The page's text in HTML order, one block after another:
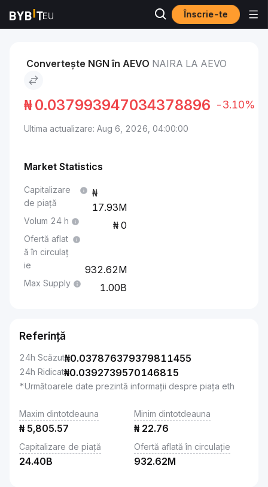
Înscrie-te
Piețe Aevo Price AEVO Naira to Aevo
Convertește NGN în AEVO NAIRA LA AEVO
₦0.037993947034378896 -3.10%
Ultima actualizare: Aug 6, 2026, 04:00:00
Market Statistics
Capitalizare
de piață
17.93M
Volum 24 h 0
Ofertă aflat
ă în circulaț
ie
932.62M
Max Supply 1.00B
Referință
24h Scăzut₦0.037876379379811455
24h Ridicat₦0.0392739570146815
*Următoarele date prezintă informații despre piața eth
Maxim dintotdeauna
₦ 5,805.57
Minim dintotdeauna
₦ 22.76
Capitalizare de piață
24.40B
Ofertă aflată în circulație
932.62M